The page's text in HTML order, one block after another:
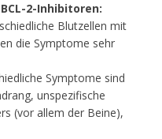
2-Inhibitoren:
Blutzellen mit
die Symptome sehr
Symptome sind
unspezifische
(vor allem der Beine),